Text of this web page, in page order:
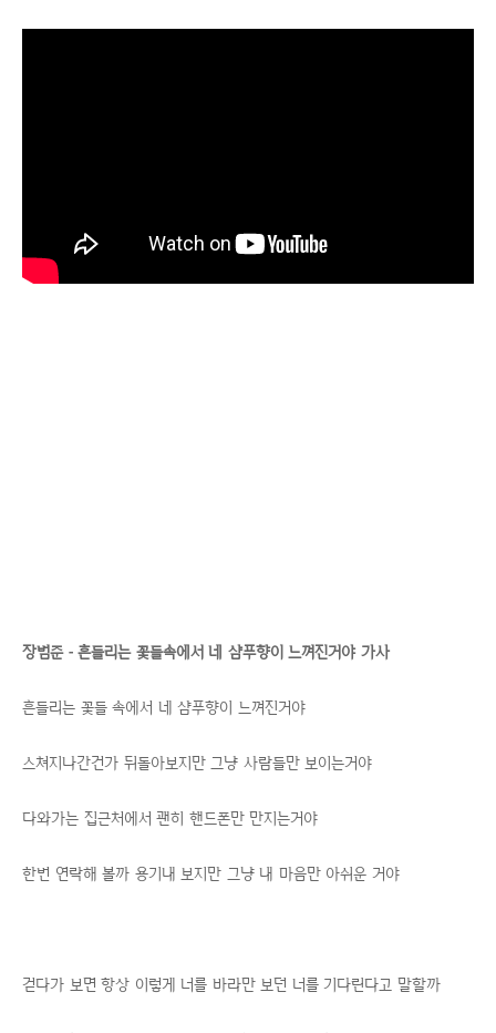
장범준 - 흔들리는 꽃들속에서 네 샴푸향이 느껴진거야 가사
흔들리는 꽃들 속에서 네 샴푸향이 느껴진거야
스쳐지나간건가 뒤돌아보지만 그냥 사람들만 보이는거야
다와가는 집근처에서 괜히 핸드폰만 만지는거야
한번 연락해 볼까 용기내 보지만 그냥 내 마음만 아쉬운 거야
걷다가 보면 항상 이렇게 너를 바라만 보던 너를 기다린다고 말할까